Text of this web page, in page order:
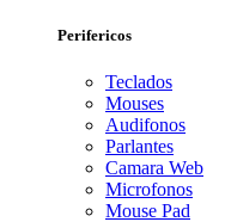
Perifericos
Teclados
Mouses
Audifonos
Parlantes
Camara Web
Microfonos
Mouse Pad